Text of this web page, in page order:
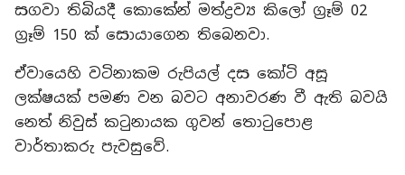
සගවා තිබියදී කොකේන් මත්ද්‍රව්‍ය කිලෝ ග්‍රෑම් 02
ග්‍රෑම් 150 ක් සොයාගෙන තිබෙනවා.
ඒවායෙහි වටිනාකම රුපියල් දස කෝටි අසූ
ලක්ෂයක් පමණ වන බවට අනාවරණ වී ඇති බවයි
නෙත් නිවුස් කටුනායක ගුවන් තොටුපොළ
වාර්තාකරු පැවසුවේ.